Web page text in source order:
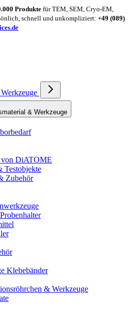
Produktefür TEM, SEM, Cryo-EM,
schnell und unkompliziert: +49 (089)
& Werkzeuge
von DiATOME
Testobjekte
Zubehör
Klebebänder
& Werkzeuge